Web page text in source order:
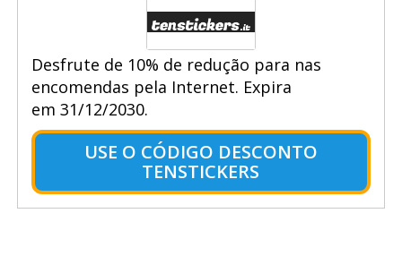
Desfrute de 10% de redução para nas
encomendas pela Internet. Expira
em 31/12/2030.
USE O CÓDIGO DESCONTO
TENSTICKERS